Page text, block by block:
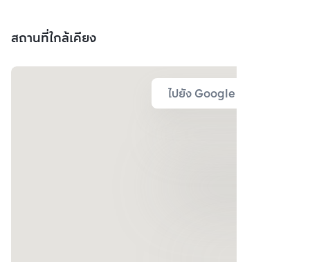
สถานที่ใกล้เคียง
ไปยัง Google Map